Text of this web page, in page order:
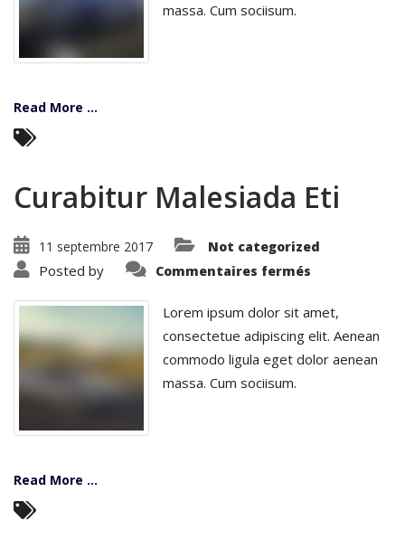
massa. Cum sociisum.
Read More ...
Curabitur Malesiada Eti
11 septembre 2017 Not categorized
Posted by Commentaires fermés
Lorem ipsum dolor sit amet,
consectetue adipiscing elit. Aenean
commodo ligula eget dolor aenean
massa. Cum sociisum.
Read More ...